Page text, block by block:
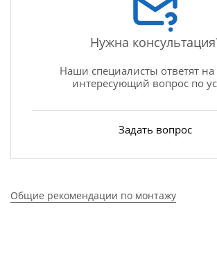
Нужна
Наши специалисты ответят
интересующий вопрос по
Задать вопрос
Общие рекомендации по монтажу